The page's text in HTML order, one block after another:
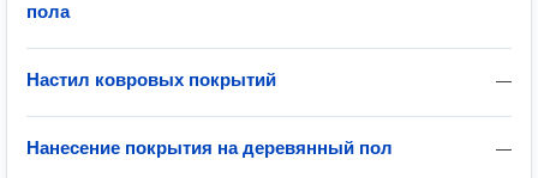
пола
—
Настил ковровых покрытий
—
Нанесение покрытия на деревянный пол